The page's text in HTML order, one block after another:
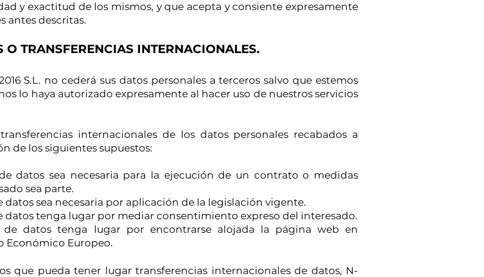
y exactitud de los mismos, y que acepta y consiente expresamente
antes descritas.
O TRANSFERENCIAS INTERNACIONALES.
S.L. no cederá sus datos personales a terceros salvo que estemos
lo haya autorizado expresamente al hacer uso de nuestros servicios
transferencias internacionales de los datos personales recabados a
de los siguientes supuestos:
datos sea necesaria para la ejecución de un contrato o medidas
sea parte.
sea necesaria por aplicación de la legislación vigente.
datos tenga lugar por mediar consentimiento expreso del interesado.
de datos tenga lugar por encontrarse alojada la página web en
Económico Europeo.
que pueda tener lugar transferencias internacionales de datos, N-